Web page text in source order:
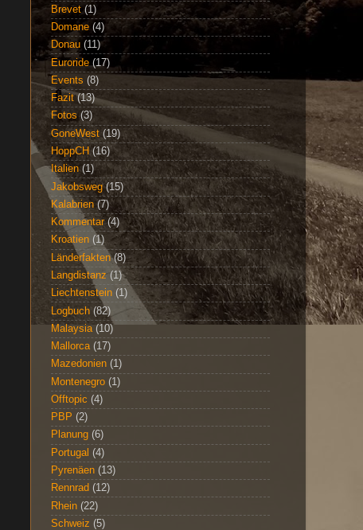
Brevet (1)
Domane (4)
Donau (11)
Euroride (17)
Events (8)
Fazit (13)
Fotos (3)
GoneWest (19)
HoppCH (16)
Italien (1)
Jakobsweg (15)
Kalabrien (7)
Kommentar (4)
Kroatien (1)
Länderfakten (8)
Langdistanz (1)
Liechtenstein (1)
Logbuch (82)
Malaysia (10)
Mallorca (17)
Mazedonien (1)
Montenegro (1)
Offtopic (4)
PBP (2)
Planung (6)
Portugal (4)
Pyrenäen (13)
Rennrad (12)
Rhein (22)
Schweiz (5)